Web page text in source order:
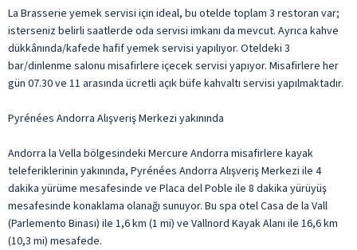
La Brasserie yemek servisi için ideal, bu otelde toplam 3 restoran var;
isterseniz belirli saatlerde oda servisi imkanı da mevcut. Ayrıca kahve
dükkânında/kafede hafif yemek servisi yapılıyor. Oteldeki 3
bar/dinlenme salonu misafirlere içecek servisi yapıyor. Misafirlere her
gün 07.30 ve 11 arasında ücretli açık büfe kahvaltı servisi yapılmaktadır.
Pyrénées Andorra Alışveriş Merkezi yakınında
Andorra la Vella bölgesindeki Mercure Andorra misafirlere kayak
teleferiklerinin yakınında, Pyrénées Andorra Alışveriş Merkezi ile 4
dakika yürüme mesafesinde ve Placa del Poble ile 8 dakika yürüyüş
mesafesinde konaklama olanağı sunuyor. Bu spa otel Casa de la Vall
(Parlemento Binası) ile 1,6 km (1 mi) ve Vallnord Kayak Alanı ile 16,6 km
(10,3 mi) mesafede.